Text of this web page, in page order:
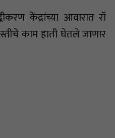
केंद्रांच्या आवारात रॉ
काम हाती घेतले जाणार